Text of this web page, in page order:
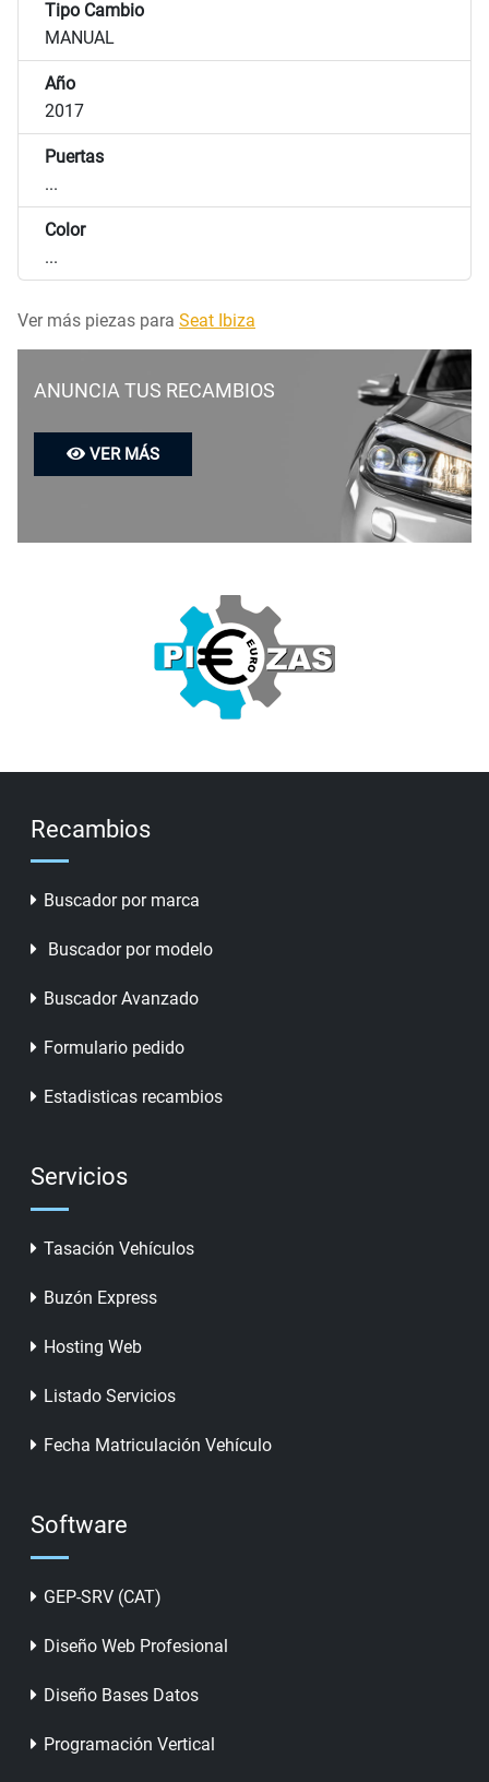
Tipo Cambio
MANUAL
Año
2017
Puertas
...
Color
...
Ver más piezas para Seat Ibiza
ANUNCIA TUS RECAMBIOS
VER MÁS
Recambios
Buscador por marca
Buscador por modelo
Buscador Avanzado
Formulario pedido
Estadisticas recambios
Servicios
Tasación Vehículos
Buzón Express
Hosting Web
Listado Servicios
Fecha Matriculación Vehículo
Software
GEP-SRV (CAT)
Diseño Web Profesional
Diseño Bases Datos
Programación Vertical